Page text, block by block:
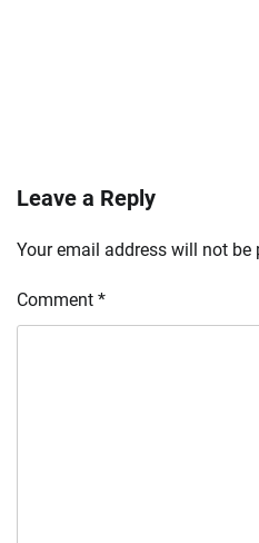
Leave a Reply
Your email address will not be
Comment *